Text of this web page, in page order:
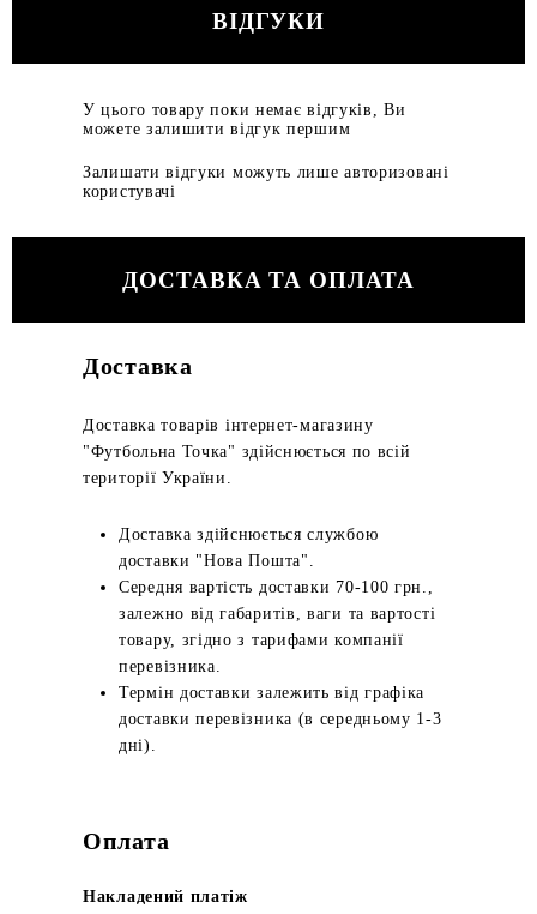
ВІДГУКИ
У цього товару поки немає відгуків, Ви
можете залишити відгук першим
Залишати відгуки можуть лише авторизовані
користувачі
ДОСТАВКА ТА ОПЛАТА
Доставка
Доставка товарів інтернет-магазину
"Футбольна Точка" здійснюється по всій
території України.
Доставка здійснюється службою
доставки "Нова Пошта".
Середня вартість доставки 70-100 грн.,
залежно від габаритів, ваги та вартості
товару, згідно з тарифами компанії
перевізника.
Термін доставки залежить від графіка
доставки перевізника (в середньому 1-3
дні).
Оплата
Накладений платіж